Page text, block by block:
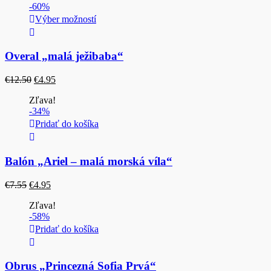
€4.50.
-60%
Výber možností
Overal „malá ježibaba“
€12.50 Pôvodná
bola:
€12.50.
€4.95Aktuálna
Zľava!
-34%
Pridať do košíka
Balón „Ariel – malá morská víla“
€7.55 Pôvodná
bola:
€7.55.
€4.95Aktuálna
je:
Zľava!
-58%
Pridať do košíka
Obrus „Princezná Sofia Prvá“